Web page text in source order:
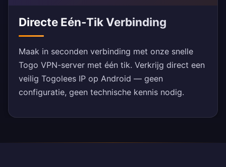
Directe Eén-Tik Verbinding
Maak in seconden verbinding met onze snelle
Togo VPN-server met één tik. Verkrijg direct een
veilig Togolees IP op Android — geen
configuratie, geen technische kennis nodig.